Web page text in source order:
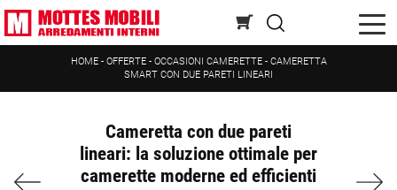
HOME- OFFERTE- OCCASIONI CAMERETTE - CAMERETTA
SMART CON DUE PARETI LINEARI
Cameretta con due pareti
lineari: la soluzione ottimale per
camerette moderne ed efficienti